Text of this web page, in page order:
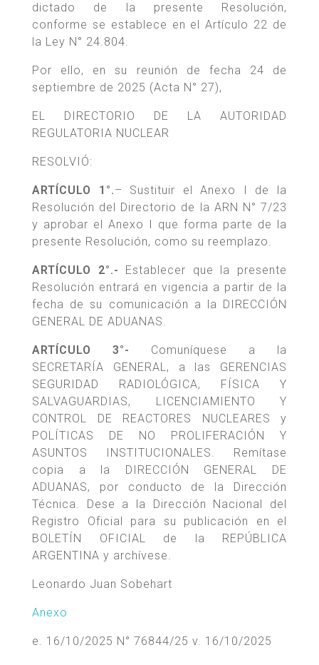
dictado de la presente Resolución,
conforme se establece en el Artículo 22 de
la Ley N° 24.804.
Por ello, en su reunión de fecha 24 de
septiembre de 2025 (Acta N° 27),
EL DIRECTORIO DE LA AUTORIDAD
REGULATORIA NUCLEAR
RESOLVIÓ:
ARTÍCULO 1°.– Sustituir el Anexo I de la
Resolución del Directorio de la ARN N° 7/23
y aprobar el Anexo I que forma parte de la
presente Resolución, como su reemplazo.
ARTÍCULO 2°.- Establecer que la presente
Resolución entrará en vigencia a partir de la
fecha de su comunicación a la DIRECCIÓN
GENERAL DE ADUANAS.
ARTÍCULO 3°-
Comuníquese a la
SECRETARÍA GENERAL, a las GERENCIAS
SEGURIDAD RADIOLÓGICA, FÍSICA Y
SALVAGUARDIAS, LICENCIAMIENTO Y
CONTROL DE REACTORES NUCLEARES y
POLÍTICAS DE NO PROLIFERACIÓN Y
ASUNTOS INSTITUCIONALES. Remítase
copia a la DIRECCIÓN GENERAL DE
ADUANAS, por conducto de la Dirección
Técnica. Dese a la Dirección Nacional del
Registro Oficial para su publicación en el
BOLETÍN OFICIAL de la REPÚBLICA
ARGENTINA y archívese.
Leonardo Juan Sobehart
Anexo
e. 16/10/2025 N° 76844/25 v. 16/10/2025